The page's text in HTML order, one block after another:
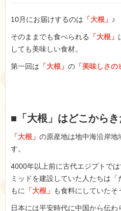
10月にお届けするのは 「大根」 ♪
そのままでも食べられる 「大根」
しても美味しい食材。
第一回は 「大根」 の 「美味しさの
■「大根」はどこからき
「大根」 の原産地は地中海沿岸地
す。
4000年以上前に古代エジプトで
ミッドを建設していた人たちは
もに
「大根」 も食料にしていたそ
日本には平安時代に中国から伝わ